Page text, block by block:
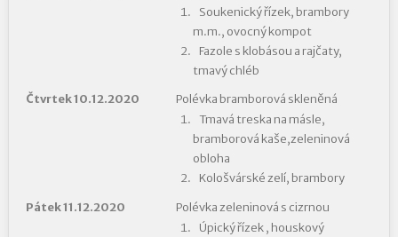
Soukenický řízek, brambory
m.m., ovocný kompot
Fazole s klobásou a rajčaty,
tmavý chléb
Čtvrtek 10.12.2020
Polévka bramborová skleněná
Tmavá treska na másle,
bramborová kaše,zeleninová
obloha
Kološvárské zelí, brambory
Pátek 11.12.2020
Polévka zeleninová s cizrnou
Úpický řízek , houskový